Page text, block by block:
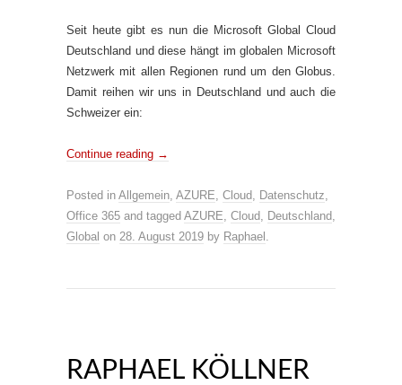
Seit heute gibt es nun die Microsoft Global Cloud
Deutschland und diese hängt im globalen Microsoft
Netzwerk mit allen Regionen rund um den Globus.
Damit reihen wir uns in Deutschland und auch die
Schweizer ein:
Continue reading →
Posted in Allgemein, AZURE, Cloud, Datenschutz,
Office 365 and tagged AZURE, Cloud, Deutschland,
Global on 28. August 2019 by Raphael .
RAPHAEL KÖLLNER